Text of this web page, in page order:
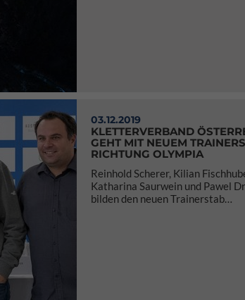
03.12.2019
KLETTERVERBAND
GEHT MIT NEUEM
RICHTUNG OLYMPIA
Reinhold Scherer, Kilian
Katharina Saurwein und Pawel
bilden den neuen Trainerstab…